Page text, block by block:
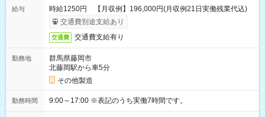
給与
時給1250円 【月収例】196,000円(月収例21日実働残業代込)
交通費別途支給あり
交通費 交通費支給有り
勤務地
群馬県藤岡市
北藤岡駅から車5分
その他製造
勤務時間 9:00～17:00 ※表記のうち実働7時間です。